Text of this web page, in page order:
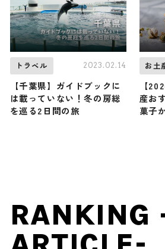
トラベル 2023.02.14
【千葉県】ガイドブックに
は載っていない！冬の房総
を巡る2日間の旅
お土
【
産お
菓子
RANKING